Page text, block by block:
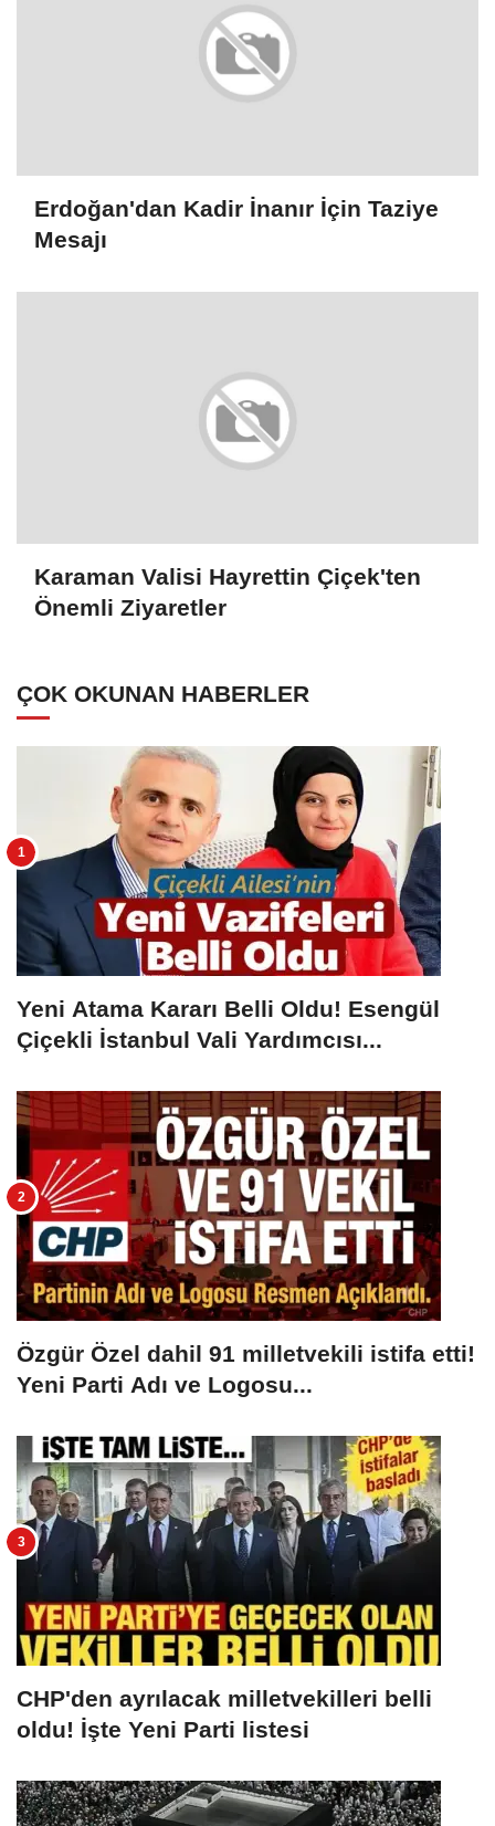
Erdoğan'dan Kadir İnanır İçin Taziye
Mesajı
Karaman Valisi Hayrettin Çiçek'ten
Önemli Ziyaretler
ÇOK OKUNAN HABERLER
Yeni Atama Kararı Belli Oldu! Esengül
Çiçekli İstanbul Vali Yardımcısı...
Özgür Özel dahil 91 milletvekili istifa etti!
Yeni Parti Adı ve Logosu...
CHP'den ayrılacak milletvekilleri belli
oldu! İşte Yeni Parti listesi